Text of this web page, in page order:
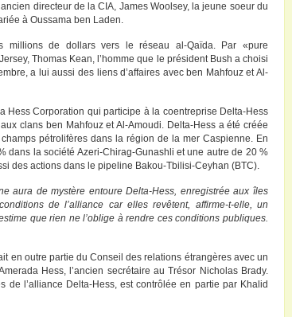
directeur de la CIA, James Woolsey, la jeune soeur du
à Oussama ben Laden.
millions de dollars vers le réseau al-Qaïda. Par «pure
Thomas Kean, l’homme que le président Bush a choisi
a lui aussi des liens d’affaires avec ben Mahfouz et Al-
Hess Corporation qui participe à la coentreprise Delta-Hess
clans ben Mahfouz et Al-Amoudi. Delta-Hess a été créée
pétrolifères dans la région de la mer Caspienne. En
dans la société Azeri-Chirag-Gunashli et une autre de 20 %
des actions dans le pipeline Bakou-Tbilisi-Ceyhan (BTC).
aura de mystère entoure Delta-Hess, enregistrée aux îles
de l’alliance car elles revêtent, affirme-t-elle, un
que rien ne l’oblige à rendre ces conditions publiques.
en outre partie du Conseil des relations étrangères avec un
Hess, l’ancien secrétaire au Trésor Nicholas Brady.
de l’alliance Delta-Hess, est contrôlée en partie par Khalid